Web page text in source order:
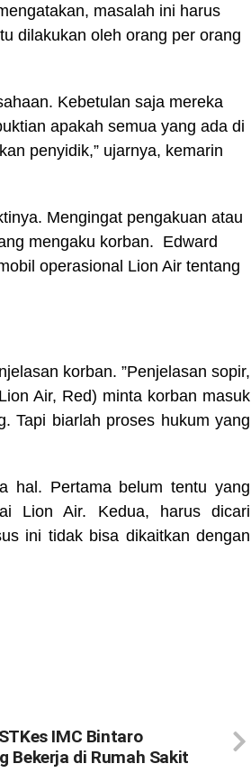
masalah ini harus
dilakukan oleh orang per orang
Kebetulan saja mereka
apakah semua yang ada di
penyidik,” ujarnya, kemarin
Mengingat pengakuan atau
mengaku korban. Edward
operasional Lion Air tentang
korban. ”Penjelasan sopir,
Air, Red) minta korban masuk
Tapi biarlah proses hukum yang
hal. Pertama belum tentu yang
Lion Air. Kedua, harus dicari
ini tidak bisa dikaitkan dengan
IMC Bintaro
Bekerja di Rumah Sakit